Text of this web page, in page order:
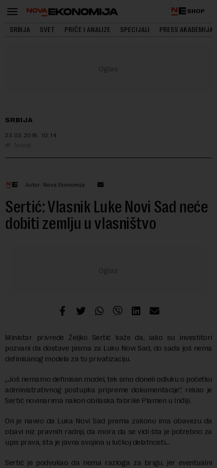
SHOP
SRBIJA SVET PRIČE I ANALIZE SPECIJALI PRESS AKADEMIJA
SRBIJA
23.03.2016. 10:14
Tanjug
Autor: Nova Ekonomija
Sertić: Vlasnik Luke Novi Sad neće
dobiti zemlju u vlasništvo
Ministar privrede Željko Sertić kaže da, iako su investitori
pozvani da dostave pisma za Luku Novi Sad, do sada još nema
definisanog modela za tu privatizaciju.
„Još nemamo definisan model, tek smo doneli odluku o početku
administrativnog postupka pripreme dokumentacije“, rekao je
Sertić novinarima nakon obilaska fabrike Plamen u Inđiji.
On je naveo da Luka Novi Sad prema zakonu ima obavezu da
obavi niz pravnih radnji, da mora da se vidi šta je potrebno za
upis prava, šta je javna svojina u lučkoj delatnosti…
Sertić je podvukao da nema razloga za brigu, jer eventualni